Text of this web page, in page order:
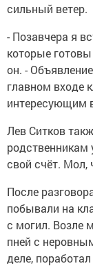
сильный ветер.
- Позавчера я
которые
он. -
главном входе
интересующим
Лев Ситков
родственникам
свой счёт. Мол,
После
побывали на
с могил. Возле
пней с
деле,